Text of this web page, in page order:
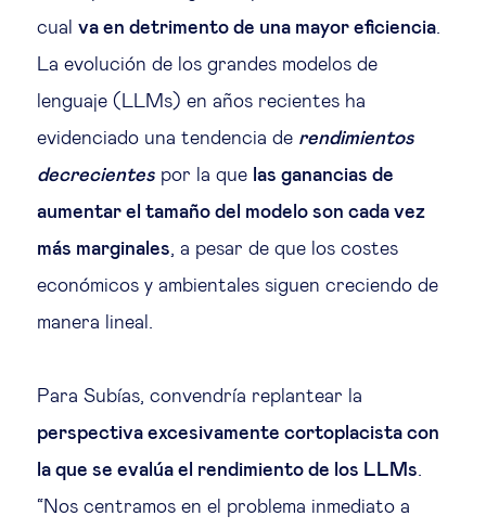
cual va en detrimento de una mayor eficiencia.
La evolución de los grandes modelos de
lenguaje (LLMs) en años recientes ha
evidenciado una tendencia de rendimientos
decrecientes por la que las ganancias de
aumentar el tamaño del modelo son cada vez
más marginales, a pesar de que los costes
económicos y ambientales siguen creciendo de
manera lineal.
Para Subías, convendría replantear la
perspectiva excesivamente cortoplacista con
la que se evalúa el rendimiento de los LLMs.
“Nos centramos en el problema inmediato a